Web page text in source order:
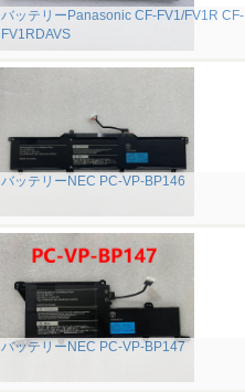
バッテリーPanasonic CF-FV1/FV1R CF-
FV1RDAVS
バッテリーNEC PC-VP-BP146
バッテリーNEC PC-VP-BP147